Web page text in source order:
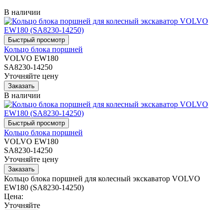
В наличии
Кольцо блока поршней
VOLVO EW180
SA8230-14250
Уточняйте цену
В наличии
Кольцо блока поршней
VOLVO EW180
SA8230-14250
Уточняйте цену
Кольцо блока поршней для колесный экскаватор VOLVO
EW180 (SA8230-14250)
Цена:
Уточняйте